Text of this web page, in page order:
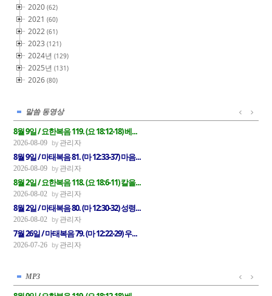
2020(62)
2021(60)
2022(61)
2023(121)
2024년(129)
2025년(131)
2026(80)
말씀 동영상
8월 9일 / 요한복음 119. (요 18:12-18) 베...
2026-08-09 관리자
8월 9일 / 마태복음 81. (마 12:33-37) 마음...
2026-08-09 관리자
8월 2일 / 요한복음 118. (요 18:6-11) 칼을...
2026-08-02 관리자
8월 2일 / 마태복음 80. (마 12:30-32) 성령...
2026-08-02 관리자
7월 26일 / 마태복음 79. (마 12:22-29) 우...
2026-07-26 관리자
MP3